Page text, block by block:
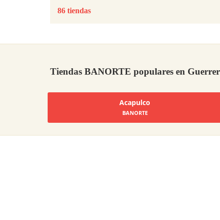
86 tiendas
Tiendas BANORTE populares en
Acapulco
BANORTE